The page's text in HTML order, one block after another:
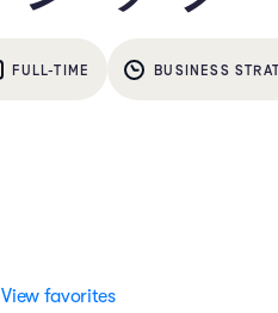
FULL-TIME BUSINESS
View favorites